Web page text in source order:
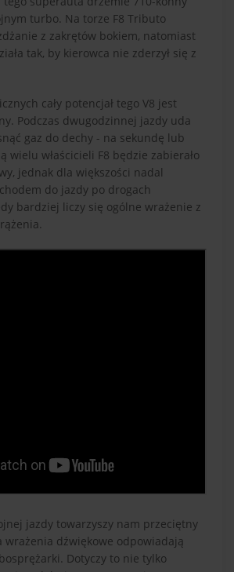
turbo. Na torze F8 Tributo
z zakrętów bokiem, natomiast
tak, by kierowca nie zderzył się z
cały potencjał tego V8 jest
Podczas dwugodzinnej jazdy uda
gaz do dechy - na sekundę lub
wielu właścicieli F8 będzie zabierało
jednak dla większości nadal
do jazdy po drogach
bardziej liczy się ogólne wrażenie z
jazdy towarzyszy nam przeciętny
wrażenia dźwiękowe odpowiadają
Dotyczy to nie tylko